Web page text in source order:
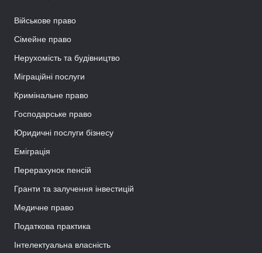
Військове право
Сімейне право
Нерухомість та будівництво
Міграційні послуги
Кримінальне право
Господарське право
Юридичні послуги бізнесу
Еміграція
Перерахунок пенсій
Гранти та залучення інвестицій
Медичне право
Податкова практика
Інтелектуальна власність